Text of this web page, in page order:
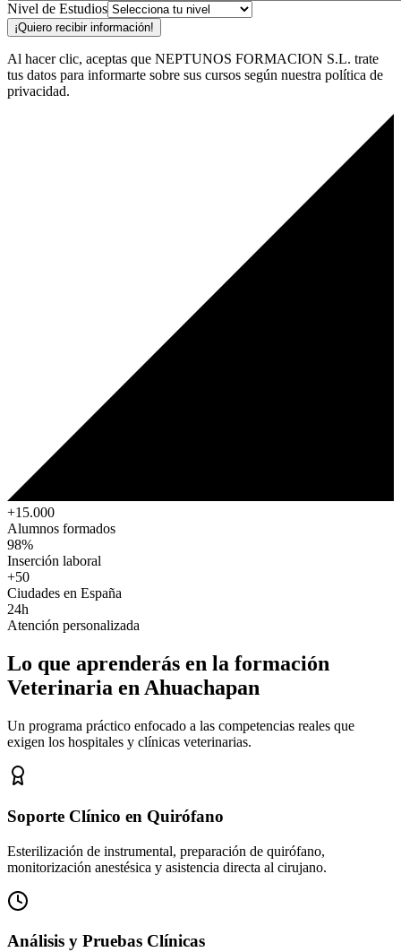
Nivel de Estudios
¡Quiero recibir información!
Al hacer clic, aceptas que NEPTUNOS FORMACION S.L. trate
tus datos para informarte sobre sus cursos según nuestra política de
privacidad.
+15.000
Alumnos formados
98%
Inserción laboral
+50
Ciudades en España
24h
Atención personalizada
Lo que aprenderás en la formación
Veterinaria en Ahuachapan
Un programa práctico enfocado a las competencias reales que
exigen los hospitales y clínicas veterinarias.
Soporte Clínico en Quirófano
Esterilización de instrumental, preparación de quirófano,
monitorización anestésica y asistencia directa al cirujano.
Análisis y Pruebas Clínicas